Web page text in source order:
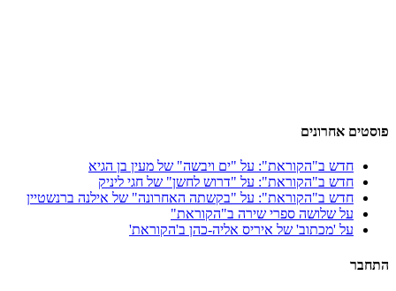
פוסטים אחרונים
חדש ב"הקוראת": על "ים ויבשה" של מעין בן הגיא
חדש ב"הקוראת": על "דרוש לחשן" של חגי ליניק
חדש ב"הקוראת": על "בקשתה האחרונה" של אילנה ברנשטיין
על שלושה ספרי שירה ב"הקוראת"
על 'מכתוב' של איריס אליה-כהן ב'הקוראת'
התחבר